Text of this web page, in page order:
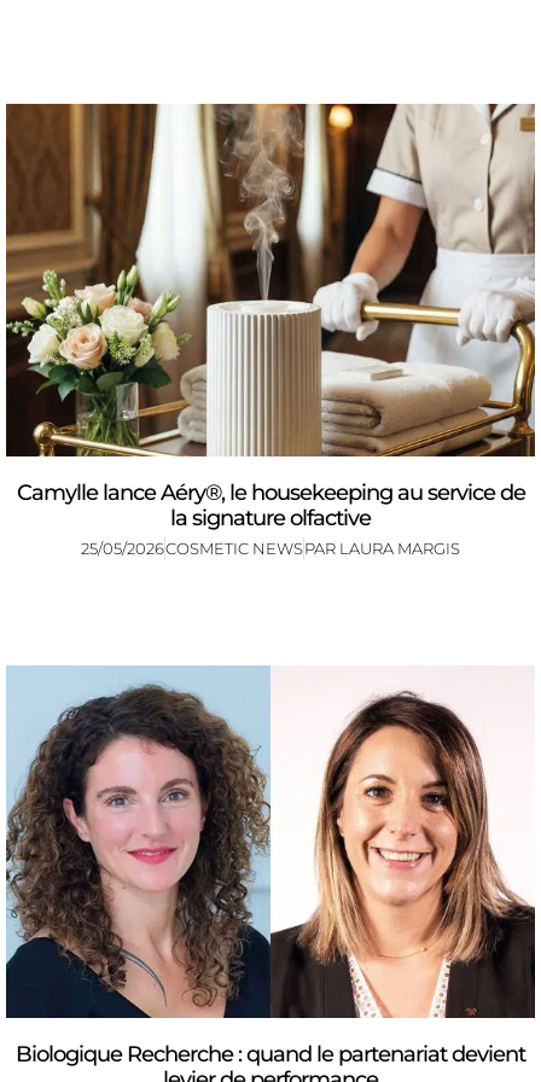
Camylle lance Aéry®, le housekeeping au service de
la signature olfactive
25/05/2026COSMETIC NEWSPAR LAURA MARGIS
Biologique Recherche : quand le partenariat devient